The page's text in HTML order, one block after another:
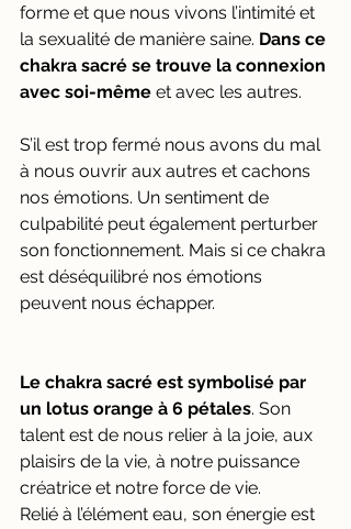
forme et que nous vivons l’intimité et
la sexualité de manière saine. Dans ce
chakra sacré se trouve la connexion
avec soi-même et avec les autres.
S’il est trop fermé nous avons du mal
à nous ouvrir aux autres et cachons
nos émotions. Un sentiment de
culpabilité peut également perturber
son fonctionnement. Mais si ce chakra
est déséquilibré nos émotions
peuvent nous échapper.
Le chakra sacré est symbolisé par
un lotus orange à 6 pétales. Son
talent est de nous relier à la joie, aux
plaisirs de la vie, à notre puissance
créatrice et notre force de vie.
Relié à l’élément eau, son énergie est